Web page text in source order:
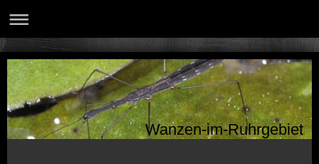
Wanzen-im-Ruhrgebiet